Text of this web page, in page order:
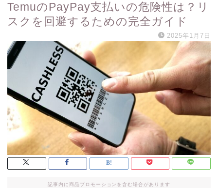
TemuのPayPay支払いの危険性は？リ
スクを回避するための完全ガイド
2025年1月7日
記事内に商品プロモーションを含む場合があります